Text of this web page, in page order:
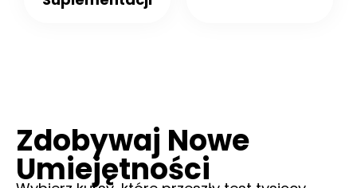
Zdobywaj Nowe
Umiejętności